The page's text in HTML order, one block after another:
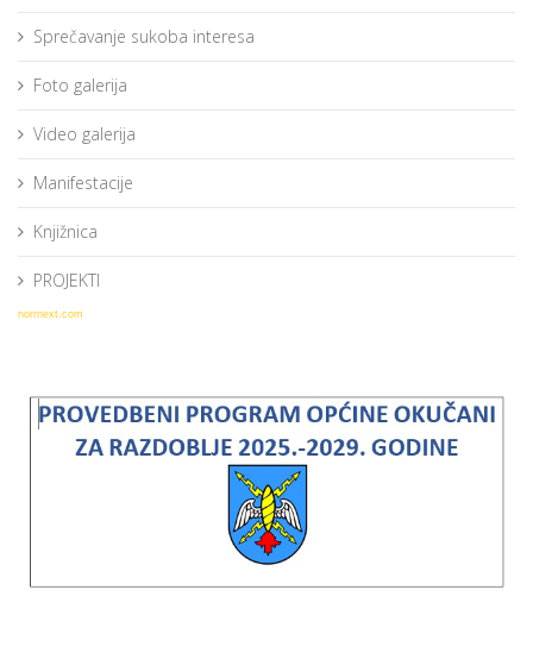
Sprečavanje sukoba interesa
Foto galerija
Video galerija
Manifestacije
Knjižnica
PROJEKTI
norrnext.com